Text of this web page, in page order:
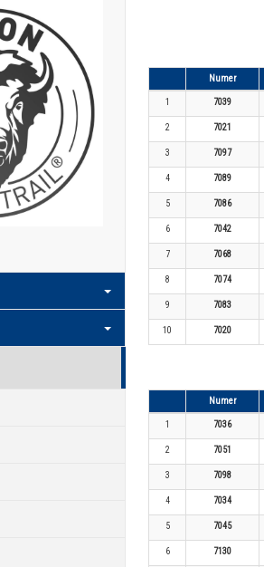
Numer
1 7039
2 7021
3 7097
4 7089
5 7086
6 7042
7 7068
8 7074
9 7083
10 7020
Numer
1 7036
2 7051
3 7098
4 7034
5 7045
6 7130